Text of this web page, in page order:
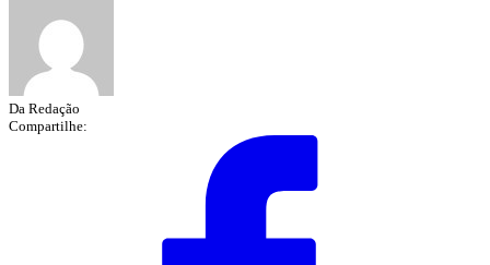
Da Redação
Compartilhe: